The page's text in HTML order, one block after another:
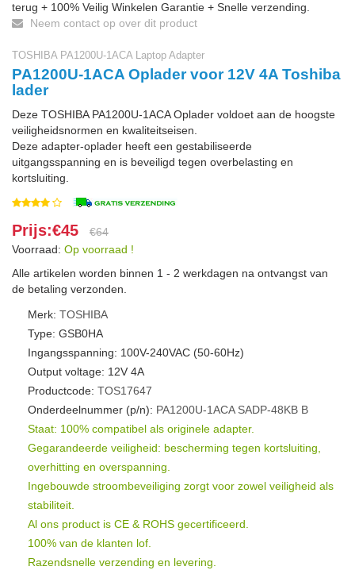
terug + 100% Veilig Winkelen Garantie + Snelle verzending.
Neem contact op over dit product
TOSHIBA PA1200U-1ACA Laptop Adapter
PA1200U-1ACA Oplader voor 12V 4A Toshiba
lader
Deze TOSHIBA PA1200U-1ACA Oplader voldoet aan de hoogste
veiligheidsnormen en kwaliteitseisen.
Deze adapter-oplader heeft een gestabiliseerde
uitgangsspanning en is beveiligd tegen overbelasting en
kortsluiting.
Prijs:€45
€64
Voorraad: Op voorraad !
Alle artikelen worden binnen 1 - 2 werkdagen na ontvangst van
de betaling verzonden.
Merk: TOSHIBA
Type: GSB0HA
Ingangsspanning: 100V-240VAC (50-60Hz)
Output voltage: 12V 4A
Productcode: TOS17647
Onderdeelnummer (p/n): PA1200U-1ACA SADP-48KB B
Staat: 100% compatibel als originele adapter.
Gegarandeerde veiligheid: bescherming tegen kortsluiting,
overhitting en overspanning.
Ingebouwde stroombeveiliging zorgt voor zowel veiligheid als
stabiliteit.
Al ons product is CE & ROHS gecertificeerd.
100% van de klanten lof.
Razendsnelle verzending en levering.